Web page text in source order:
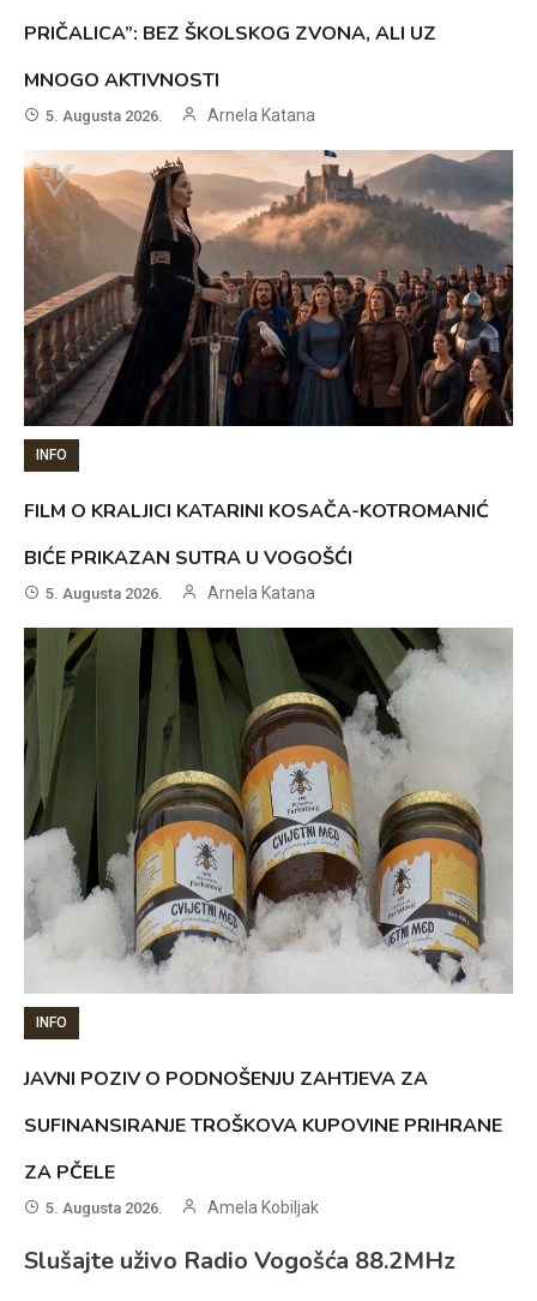
PRIČALICA”: BEZ ŠKOLSKOG ZVONA, ALI UZ
MNOGO AKTIVNOSTI
5. Augusta 2026. Arnela Katana
INFO
FILM O KRALJICI KATARINI KOSAČA-KOTROMANIĆ
BIĆE PRIKAZAN SUTRA U VOGOŠĆI
5. Augusta 2026. Arnela Katana
INFO
JAVNI POZIV O PODNOŠENJU ZAHTJEVA ZA
SUFINANSIRANJE TROŠKOVA KUPOVINE PRIHRANE
ZA PČELE
5. Augusta 2026. Amela Kobiljak
Slušajte uživo Radio Vogošća 88.2MHz